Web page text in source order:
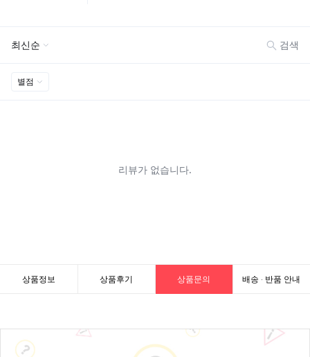
상품정보 상품후기 상품문의 배송 · 반품 안내